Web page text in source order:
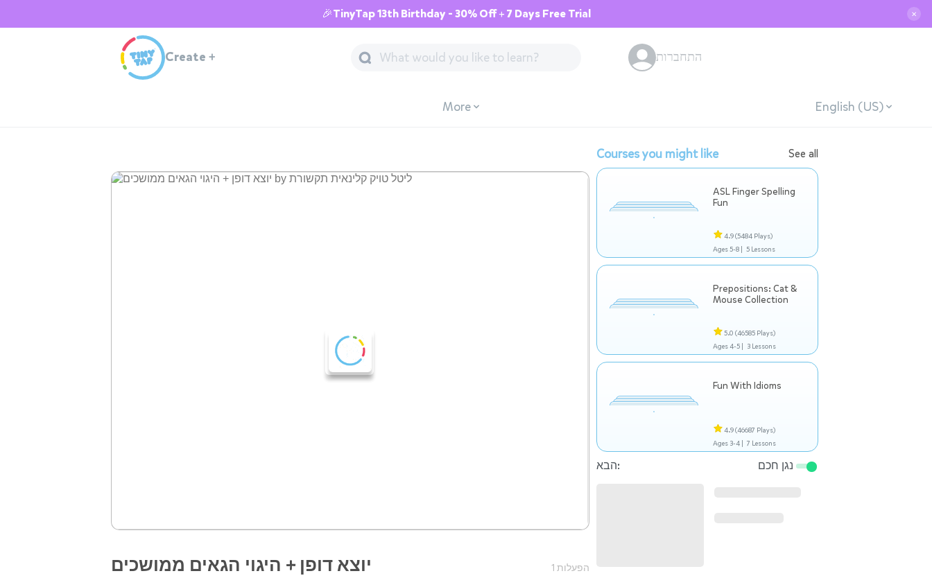
🎉TinyTap 13th Birthday - 30% Off + 7 Days Free Trial ✕
Create + התחברות
More English (US)
יוצא דופן + היגוי הגאים ממושכים 1 הפעלות
Courses you might like See all
ASL Finger Spelling
Fun
4.9(5484 Plays)
Ages 5-8 | 5 Lessons
Prepositions: Cat &
Mouse Collection
5.0 (46585 Plays)
Ages 4-5 | 3 Lessons
Fun With Idioms
4.9(46687 Plays)
Ages 3-4 | 7 Lessons
הבא: